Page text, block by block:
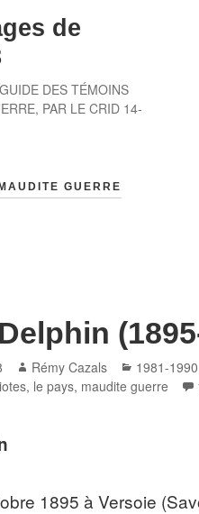
de
DES TÉMOINS
PAR LE CRID 14-
MAUDITE GUERRE
Author
Rémy Cazals Categories
1981-1990
, le pays, maudite guerre
1895 à Versoie